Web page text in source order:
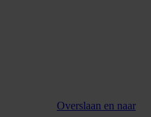
Overslaan en naar